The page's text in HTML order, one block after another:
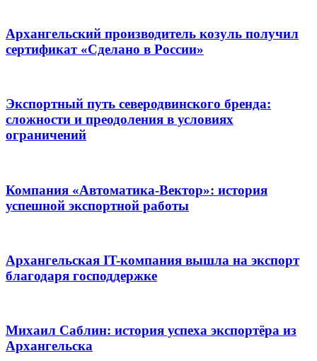
Архангельский производитель козуль получил
сертификат «Сделано в России»
Экспортный путь северодвинского бренда:
сложности и преодоления в условиях
ограничений
Компания «Автоматика-Вектор»: история
успешной экспортной работы
Архангельская IT-компания вышла на экспорт
благодаря господдержке
Михаил Саблин: история успеха экспортёра из
Архангельска